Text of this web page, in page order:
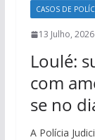
CASOS DE
13 Julho, 2026
Loulé:
com
se no
A Polícia